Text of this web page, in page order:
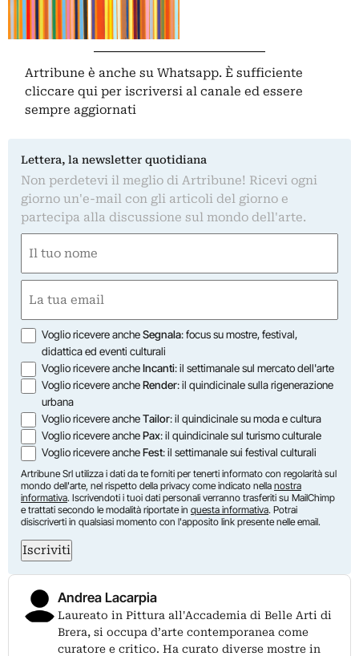
Artribune è anche su Whatsapp. È sufficiente
cliccare qui per iscriversi al canale ed essere
sempre aggiornati
Lettera, la newsletter quotidiana
Non perdetevi il meglio di Artribune! Ricevi ogni
giorno un'e-mail con gli articoli del giorno e
partecipa alla discussione sul mondo dell'arte.
(Required)
First
(Required)
Opzioni
Voglio ricevere ancheSegnala: focus su mostre, festival,
didattica ed eventi culturali
Voglio ricevere ancheIncanti: il settimanale sul mercato dell'arte
Voglio ricevere ancheRender: il quindicinale sulla rigenerazione
urbana
Voglio ricevere ancheTailor: il quindicinale su moda e cultura
Voglio ricevere anchePax: il quindicinale sul turismo culturale
Voglio ricevere ancheFest: il settimanale sui festival culturali
Artribune Srl utilizza i dati da te forniti per tenerti informato con regolarità sul
mondo dell'arte, nel rispetto della privacy come indicato nella nostra
informativa. Iscrivendoti i tuoi dati personali verranno trasferiti su MailChimp
e trattati secondo le modalità riportate in questa informativa. Potrai
disiscriverti in qualsiasi momento con l'apposito link presente nelle email.
Iscriviti
Andrea Lacarpia
Laureato in Pittura all'Accademia di Belle Arti di
Brera, si occupa d’arte contemporanea come
curatore e critico. Ha curato diverse mostre in